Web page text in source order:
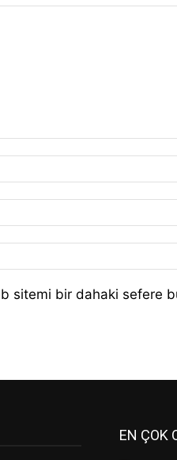
sitemi bir dahaki sefere
EN ÇOK